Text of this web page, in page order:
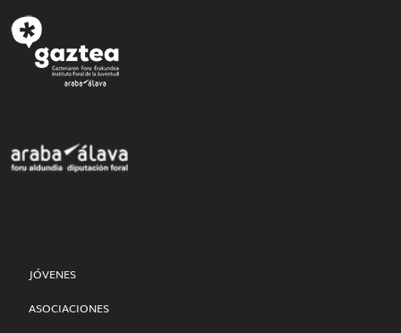
JÓVENES
ASOCIACIONES